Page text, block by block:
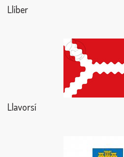
Llíber
Llavorsí